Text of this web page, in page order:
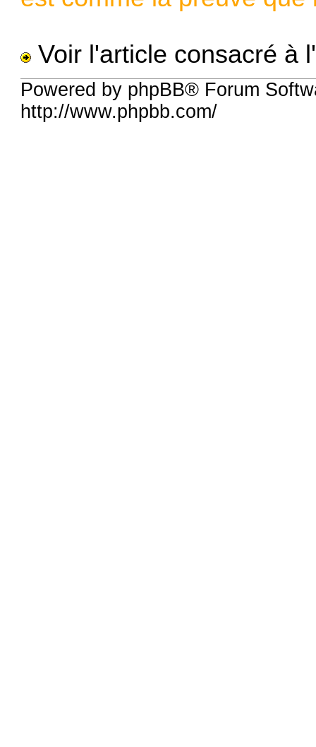
Voir l'article consacré à
Powered by phpBB® Forum
http://www.phpbb.com/